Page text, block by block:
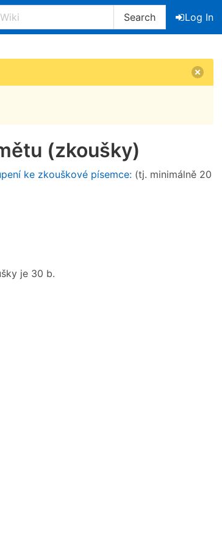
Search
Log In
(zkoušky)
ke zkouškové písemce: (tj. minimálně 20
je 30 b.